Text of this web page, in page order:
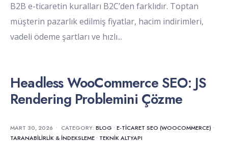
B2B e-ticaretin kuralları B2C’den farklıdır. Toptan
müşterin pazarlık edilmiş fiyatlar, hacim indirimleri,
vadeli ödeme şartları ve hızlı...
Headless WooCommerce SEO: JS
Rendering Problemini Çözme
MART 30, 2026 • CATEGORY: BLOG • E-TICARET SEO (WOOCOMMERCE) •
TARANABILIRLIK & İNDEKSLEME • TEKNIK ALTYAPI